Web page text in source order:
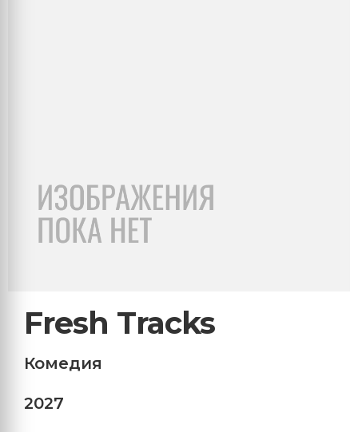
Fresh Tracks
Комедия
2027